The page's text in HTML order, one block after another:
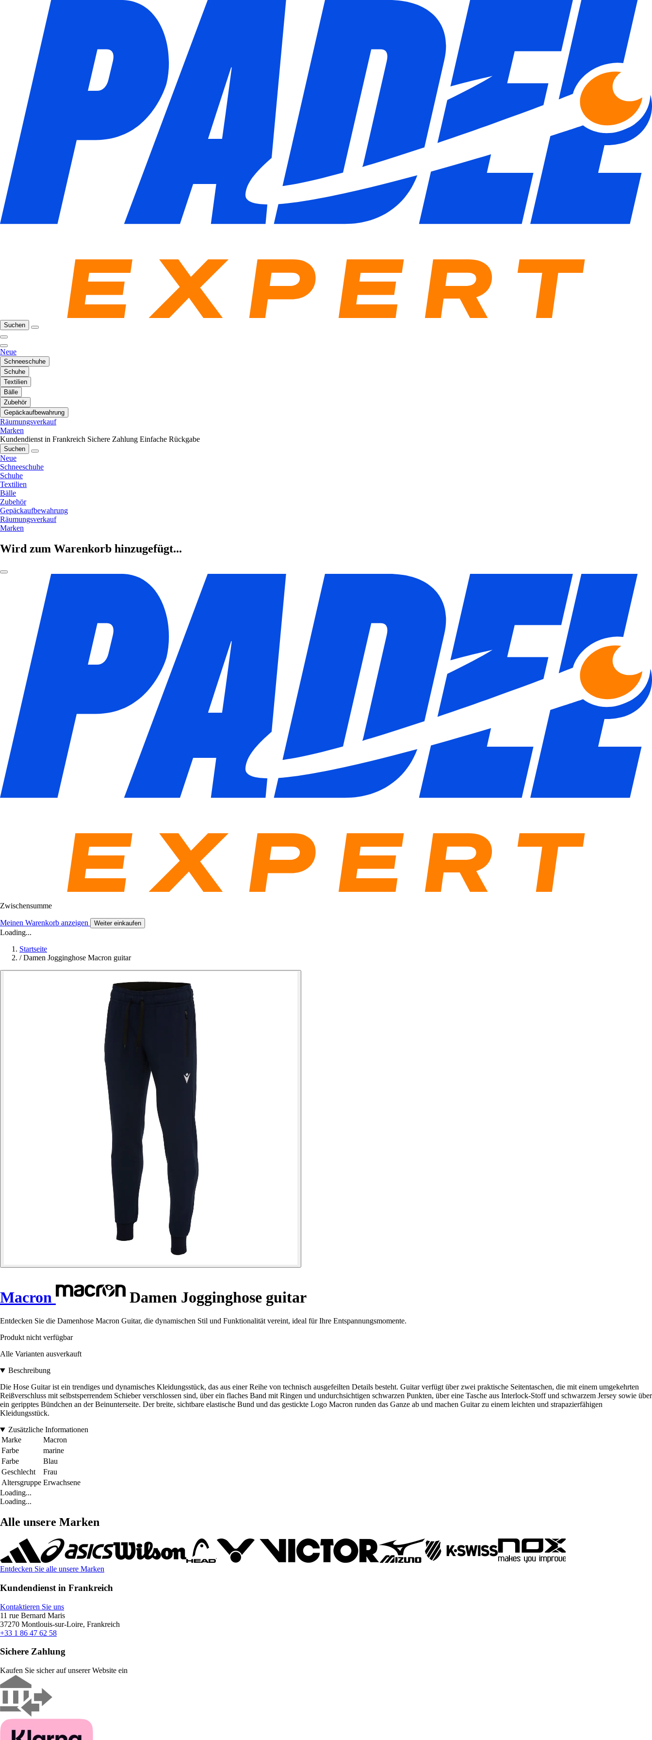
Suchen
Neue
Schneeschuhe
Schuhe
Textilien
Bälle
Zubehör
Gepäckaufbewahrung
Räumungsverkauf
Marken
Kundendienst in Frankreich Sichere Zahlung Einfache Rückgabe
Suchen
Neue
Schneeschuhe
Schuhe
Textilien
Bälle
Zubehör
Gepäckaufbewahrung
Räumungsverkauf
Marken
Wird zum Warenkorb hinzugefügt...
Zwischensumme
Meinen Warenkorb anzeigen Weiter einkaufen
Loading...
Startseite
/ Damen Jogginghose Macron guitar
Macron Damen Jogginghose guitar
Entdecken Sie die Damenhose Macron Guitar, die dynamischen Stil und Funktionalität vereint, ideal für Ihre Entspannungsmomente.
Produkt nicht verfügbar
Alle Varianten ausverkauft
Beschreibung
Die Hose Guitar ist ein trendiges und dynamisches Kleidungsstück, das aus einer Reihe von technisch ausgefeilten Details besteht. Guitar verfügt über zwei praktische Seitentaschen, die mit einem umgekehrten
Reißverschluss mit selbstsperrendem Schieber verschlossen sind, über ein flaches Band mit Ringen und undurchsichtigen schwarzen Punkten, über eine Tasche aus Interlock-Stoff und schwarzem Jersey sowie über
ein geripptes Bündchen an der Beinunterseite. Der breite, sichtbare elastische Bund und das gestickte Logo Macron runden das Ganze ab und machen Guitar zu einem leichten und strapazierfähigen
Kleidungsstück.
Zusätzliche Informationen
Marke
Macron
Farbe
marine
Farbe
Blau
Geschlecht
Frau
Altersgruppe Erwachsene
Loading...
Loading...
Alle unsere Marken
Entdecken Sie alle unsere Marken
Kundendienst in Frankreich
Kontaktieren Sie uns
11 rue Bernard Maris
37270 Montlouis-sur-Loire, Frankreich
+33 1 86 47 62 58
Sichere Zahlung
Kaufen Sie sicher auf unserer Website ein